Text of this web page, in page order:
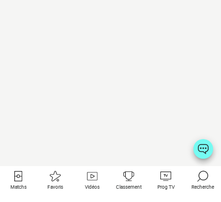
Matchs Favoris Vidéos Classement Prog TV Recherche